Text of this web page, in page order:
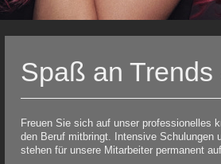
Spaß an
Freuen Sie sich auf unser professionelles
den Beruf mitbringt. Intensive Schulungen
stehen für unsere Mitarbeiter permanent